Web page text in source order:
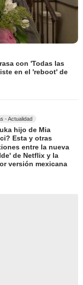
con 'Todas las
en el 'reboot' de
- Actualidad
hijo de Mia
Esta y otras
entre la nueva
de Netflix y la
versión mexicana